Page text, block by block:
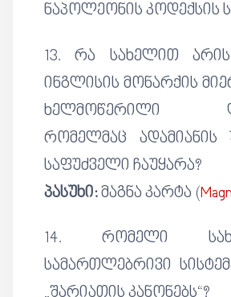
ნაპოლეონის კოდექსის
13. რა სახელით
ინგლისის მონარქის
ხელმოწერილი
რომელმაც ადამიანის
საფუძველი ჩაუყარა?
პასუხი:მაგნა კარტა (
14. რომელი
სამართლებრივი
„შარიათის კანონებს“?